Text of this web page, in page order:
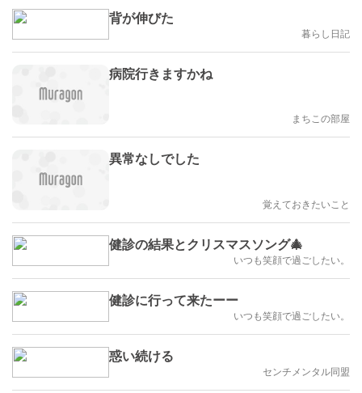
背が伸びた
暮らし日記
病院行きますかね
まちこの部屋
異常なしでした
覚えておきたいこと
健診の結果とクリスマスソング🎄
いつも笑顔で過ごしたい。
健診に行って来たーー
いつも笑顔で過ごしたい。
惑い続ける
センチメンタル同盟